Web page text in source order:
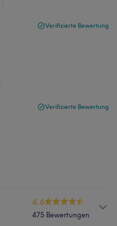
Verifizierte Bewertung
Verifizierte Bewertung
4.6
475 Bewertungen